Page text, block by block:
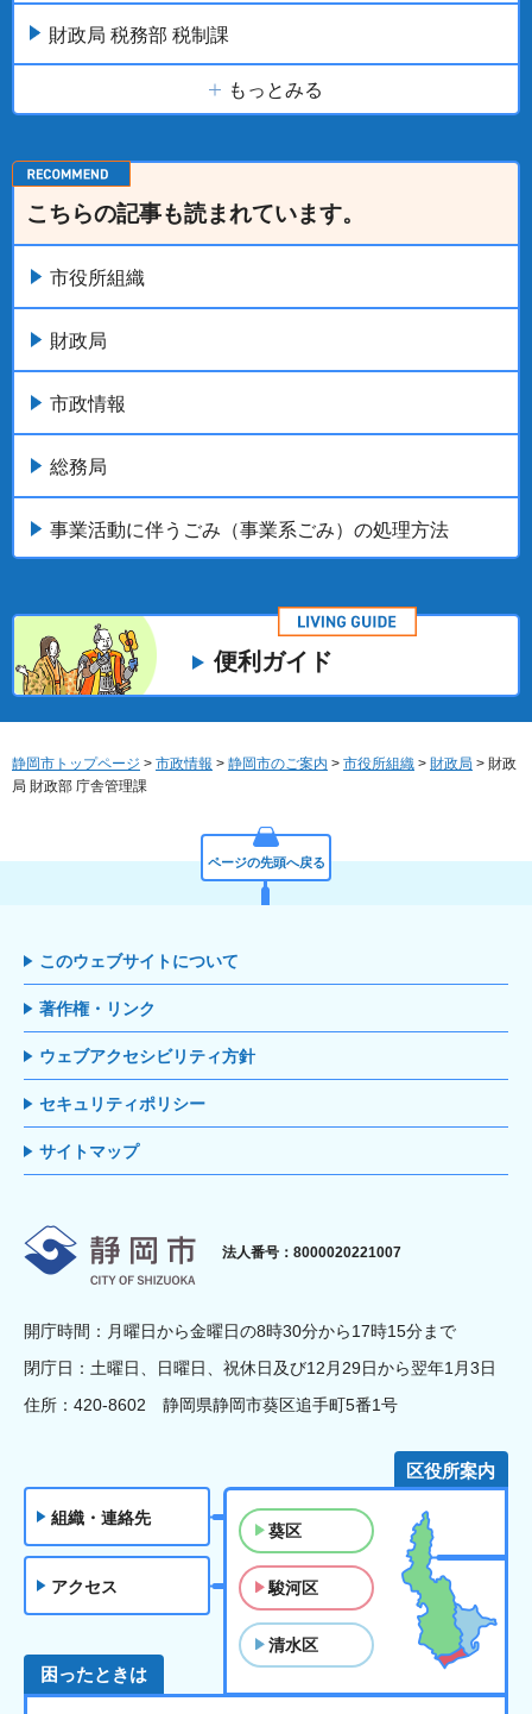
財政局 税務部 税制課
もっとみる
こちらの記事も読まれています。
市役所組織
財政局
市政情報
総務局
事業活動に伴うごみ（事業系ごみ）の処理方法
便利ガイド
静岡市トップページ > 市政情報 > 静岡市のご案内 > 市役所組織 > 財政局 > 財政
局 財政部 庁舎管理課
ページの先頭へ戻る
このウェブサイトについて
著作権・リンク
ウェブアクセシビリティ方針
セキュリティポリシー
サイトマップ
静岡市
法人番号：8000020221007
開庁時間：月曜日から金曜日の8時30分から17時15分まで
閉庁日：土曜日、日曜日、祝休日及び12月29日から翌年1月3日
住所：420-8602 静岡県静岡市葵区追手町5番1号
組織・連絡先
アクセス
区役所案内
葵区
駿河区
清水区
困ったときは